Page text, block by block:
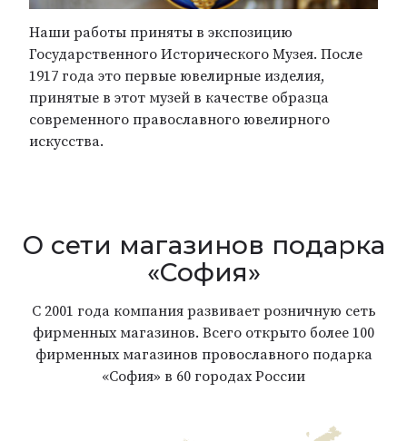
Наши работы приняты в экспозицию
Государственного Исторического Музея. После
1917 года это первые ювелирные изделия,
принятые в этот музей в качестве образца
современного православного ювелирного
искусства.
О сети магазинов подарка
«София»
С 2001 года компания развивает розничную сеть
фирменных магазинов. Всего открыто более 100
фирменных магазинов провославного подарка
«София» в 60 городах России